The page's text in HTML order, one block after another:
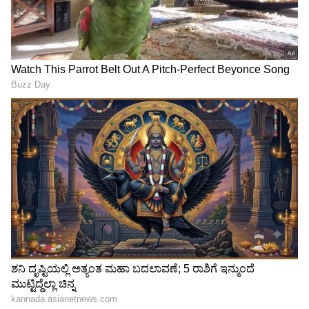
ನೀರು ಕೊಡಲಾಗುವುದು ಎಂದರು. ಕಾವೇರಿ ನೀರಾವರಿ
ನಿಗಮದ ವ್ಯವಸ್ಥಾಪಕ ನಿರ್ದೇಶಕ ಮಹೇಶ್‌, ಕೈಗಾರಿಕಾ
ಇಲಾಖೆ ಪ್ರಧಾನ ಕಾರ್ಯದರ್ಶಿ ಸೆಲ್ವಕುಮಾರ್‌, ಕೈಗಾರಿಕಾ
ಇಲಾಖೆ ಆಯುಕ್ತೆ ಖುಷ್ಬು ಗೋಯಲ್‌ ಇತರರಿದ್ದರು.
ಶಿವಗಂಗೆ ಬೆಟ್ಟಕ್ಕೆ ಬಂದಿದ್ದ 31ರ
ಹರೆಯದ ಉದ್ಯಮಿ ಪುತ್ರ ನಾಪತ್ತೆ,
ಶಾಂತಲಾ ಡ್ರಾಪ್‌ನಲ್ಲಿ ಶೋಧ
ಅವನು ಸತ್ತರೂ ಹೆಂಡತಿಯ ಪತ್ತೆ
ಮೇಲೆ ಟ್ವಿಸ್ಟ್!
LATEST VIDEOS
"ರಾಜಕೀಯ ಬೇಡ, ಸಿನಿಮಾನೇ ಪ್ರಾಣ":
ಕನಕೋತ್ಸವದಲ್ಲಿ ರಿಷಬ್ ಶೆಟ್ಟಿ | Rishab
Shetty speech | Suvarna News
ಶೇ.50 ರಿಂದ ಶೇ.18 ಕ್ಕೆ TAX ಇಳಿಕೆ: ಮೋದಿ-
ಟ್ರಂಪ್ ಐತಿಹಾಸಿಕ ಒಪ್ಪಂದ | India US
Trade Deal | Party Rounds